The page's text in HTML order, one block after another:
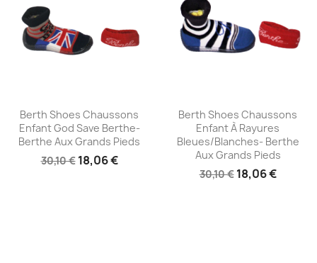
 Aperçu rapide
Berth Shoes Chaussons
Enfant God Save Berthe-
Berthe Aux Grands Pieds
30,10 € 18,06 €
 Aperçu rapide
Berth Shoes Chaussons
Enfant À Rayures
Bleues/blanches- Berthe
Aux Grands Pieds
30,10 € 18,06 €